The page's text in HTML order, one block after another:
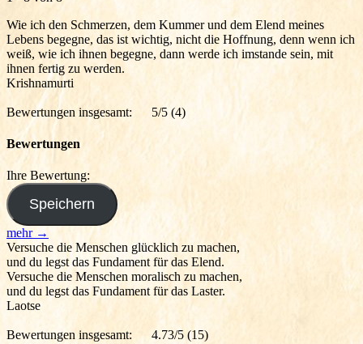
Wie ich den Schmerzen, dem Kummer und dem Elend meines
Lebens begegne, das ist wichtig, nicht die Hoffnung, denn wenn ich
weiß, wie ich ihnen begegne, dann werde ich imstande sein, mit
ihnen fertig zu werden.
Krishnamurti
Bewertungen insgesamt: 5/5 (4)
Bewertungen
Ihre Bewertung:
mehr →
Versuche die Menschen glücklich zu machen,
und du legst das Fundament für das Elend.
Versuche die Menschen moralisch zu machen,
und du legst das Fundament für das Laster.
Laotse
Bewertungen insgesamt: 4.73/5 (15)